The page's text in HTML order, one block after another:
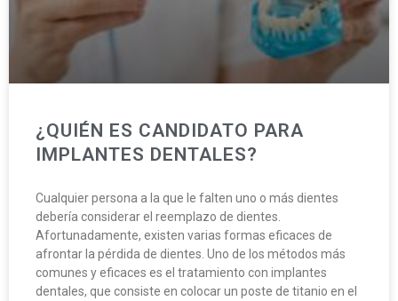
¿QUIÉN ES CANDIDATO PARA
IMPLANTES DENTALES?
Cualquier persona a la que le falten uno o más dientes
debería considerar el reemplazo de dientes.
Afortunadamente, existen varias formas eficaces de
afrontar la pérdida de dientes. Uno de los métodos más
comunes y eficaces es el tratamiento con implantes
dentales, que consiste en colocar un poste de titanio en el